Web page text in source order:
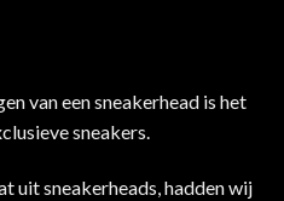
van een sneakerhead is het
sneakers.
uit sneakerheads, hadden wij